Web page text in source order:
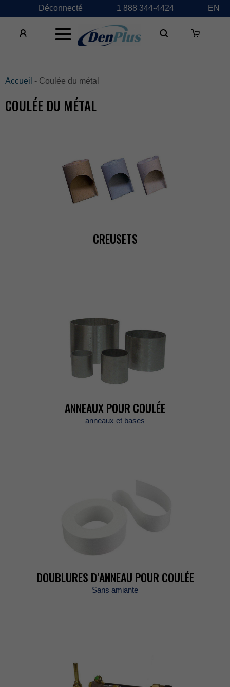
Déconnecté 1888344-4424 EN
×
Accueil -Couléedumétal
COULÉEDUMÉTAL
CREUSETS
ANNEAUXPOURCOULÉE
anneauxetbases
DOUBLURESD’ANNEAUPOURCOULÉE
Sansamiante